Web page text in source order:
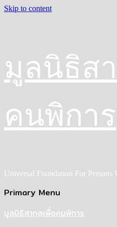
Skip to content
มูลนิธิส
คนพิการ
Universal Foundation For Persons
Primary Menu
มูลนิธิสากลเพื่อคนพิการ